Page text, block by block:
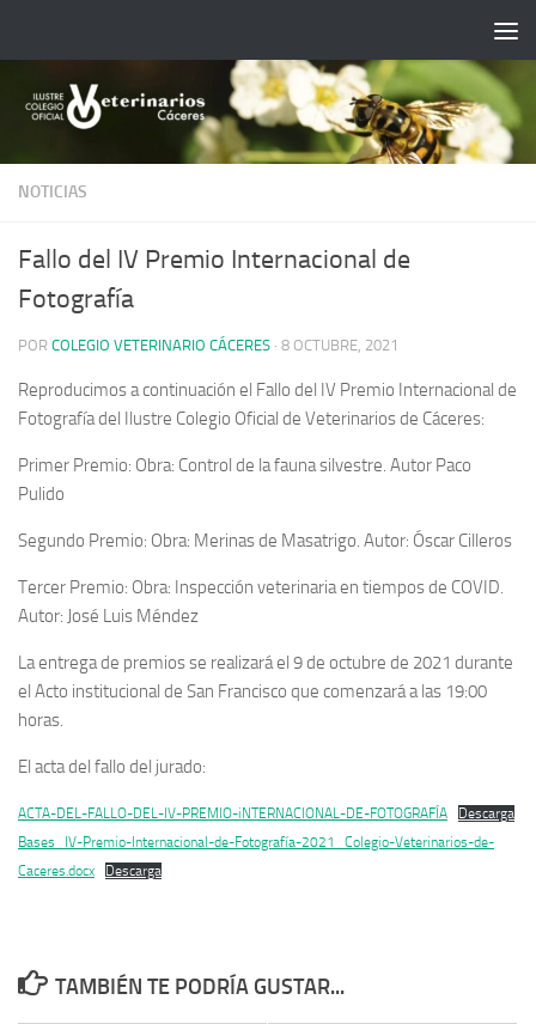
NOTICIAS
Fallo del IV Premio Internacional de
Fotografía
POR COLEGIO VETERINARIO CÁCERES · 8 OCTUBRE, 2021
Reproducimos a continuación el Fallo del IV Premio Internacional de
Fotografía del Ilustre Colegio Oficial de Veterinarios de Cáceres:
Primer Premio: Obra: Control de la fauna silvestre. Autor Paco
Pulido
Segundo Premio: Obra: Merinas de Masatrigo. Autor: Óscar Cilleros
Tercer Premio: Obra: Inspección veterinaria en tiempos de COVID.
Autor: José Luis Méndez
La entrega de premios se realizará el 9 de octubre de 2021 durante
el Acto institucional de San Francisco que comenzará a las 19:00
horas.
El acta del fallo del jurado:
ACTA-DEL-FALLO-DEL-IV-PREMIO-iNTERNACIONAL-DE-FOTOGRAFÍA
Descarga
Bases_IV-Premio-Internacional-de-Fotografía-2021_Colegio-Veterinarios-de-
Caceres.docx
Descarga
TAMBIÉN TE PODRÍA GUSTAR...